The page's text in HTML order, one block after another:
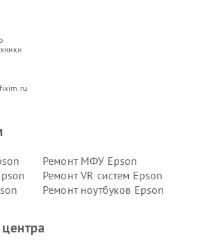
Ремонт МФУ Epson
Ремонт VR систем Epson
Ремонт ноутбуков Epson